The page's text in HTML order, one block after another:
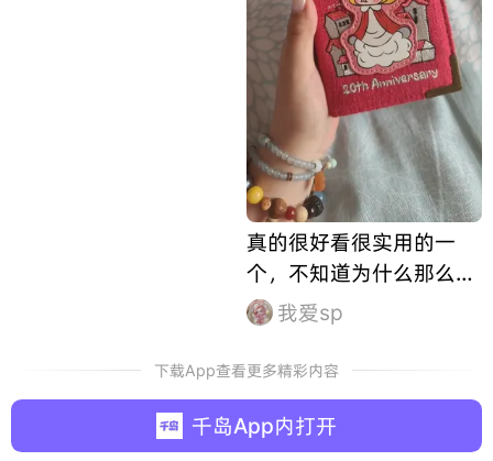
真的很好看很实用的一
个，不知道为什么那么冷
门，我觉得这应该是狗泡
最实用的迷你包了，可以
放下气垫，口红，粉饼，
个人证件，还能带现金，
容量真的不小，小一点的
我爱sp
下载App查看更多精彩内容
千岛App内打开